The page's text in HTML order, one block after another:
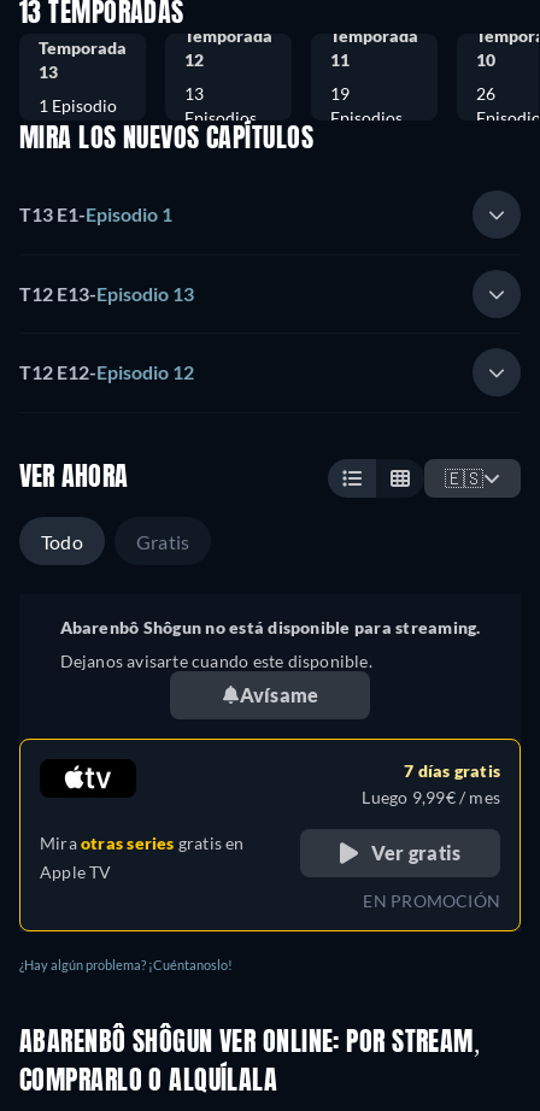
13 TEMPORADAS
Temporada
13
1 Episodio
Temporada
12
13
Episodios
Temporada
11
19
Episodios
10
26
MIRA LOS NUEVOS CAPÍTULOS
T13 E1-Episodio 1
T12 E13-Episodio 13
T12 E12-Episodio 12
VER AHORA 🇪🇸
Todo Gratis
Abarenbô Shôgun no está disponible para streaming.
Dejanos avisarte cuando este disponible.
Avísame
Miraotras series gratis en
Apple TV
7 días gratis
Luego 9,99€ / mes
Ver gratis
EN PROMOCIÓN
¿Hay algún problema? ¡Cuéntanoslo!
ABARENBÔ SHÔGUN VER ONLINE: POR STREAM,
COMPRARLO O ALQUÍLALA